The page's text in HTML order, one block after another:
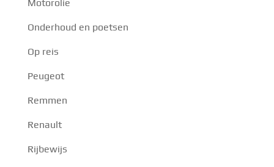
Motorolie
Onderhoud en poetsen
Op reis
Peugeot
Remmen
Renault
Rijbewijs